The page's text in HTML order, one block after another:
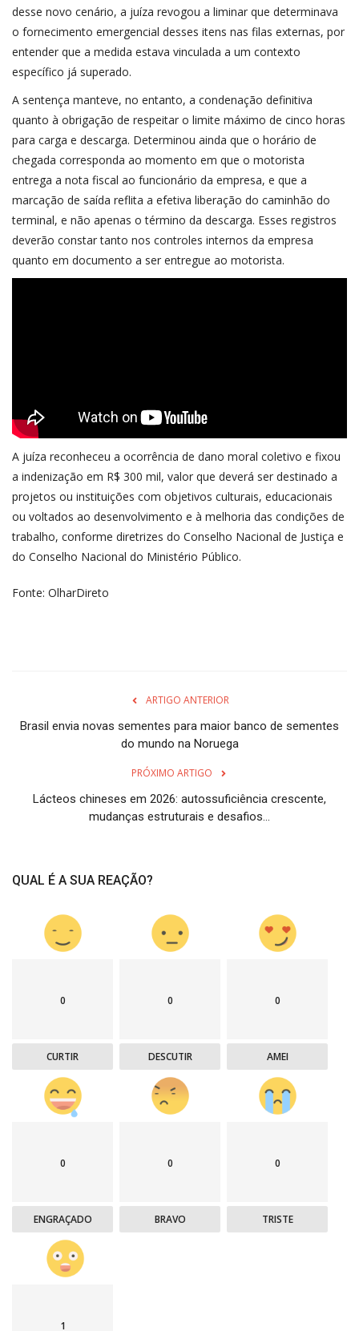
desse novo cenário, a juíza revogou a liminar que determinava
o fornecimento emergencial desses itens nas filas externas, por
entender que a medida estava vinculada a um contexto
específico já superado.
A sentença manteve, no entanto, a condenação definitiva
quanto à obrigação de respeitar o limite máximo de cinco horas
para carga e descarga. Determinou ainda que o horário de
chegada corresponda ao momento em que o motorista
entrega a nota fiscal ao funcionário da empresa, e que a
marcação de saída reflita a efetiva liberação do caminhão do
terminal, e não apenas o término da descarga. Esses registros
deverão constar tanto nos controles internos da empresa
quanto em documento a ser entregue ao motorista.
A juíza reconheceu a ocorrência de dano moral coletivo e fixou
a indenização em R$ 300 mil, valor que deverá ser destinado a
projetos ou instituições com objetivos culturais, educacionais
ou voltados ao desenvolvimento e à melhoria das condições de
trabalho, conforme diretrizes do Conselho Nacional de Justiça e
do Conselho Nacional do Ministério Público.
Fonte: OlharDireto
ARTIGO ANTERIOR
Brasil envia novas sementes para maior banco de sementes
do mundo na Noruega
PRÓXIMO ARTIGO
Lácteos chineses em 2026: autossuficiência crescente,
mudanças estruturais e desafios...
QUAL É A SUA REAÇÃO?
0
CURTIR
0
DESCUTIR
0
AMEI
0
ENGRAÇADO
0
BRAVO
0
TRISTE
1